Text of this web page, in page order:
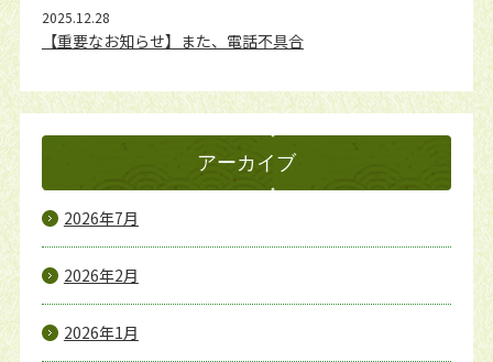
【重要なお知らせ】また、電話不具合
2025.12.28
アーカイブ
2026年7月
2026年2月
2026年1月